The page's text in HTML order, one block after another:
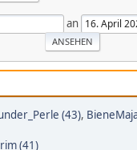
an
(43),
(41)